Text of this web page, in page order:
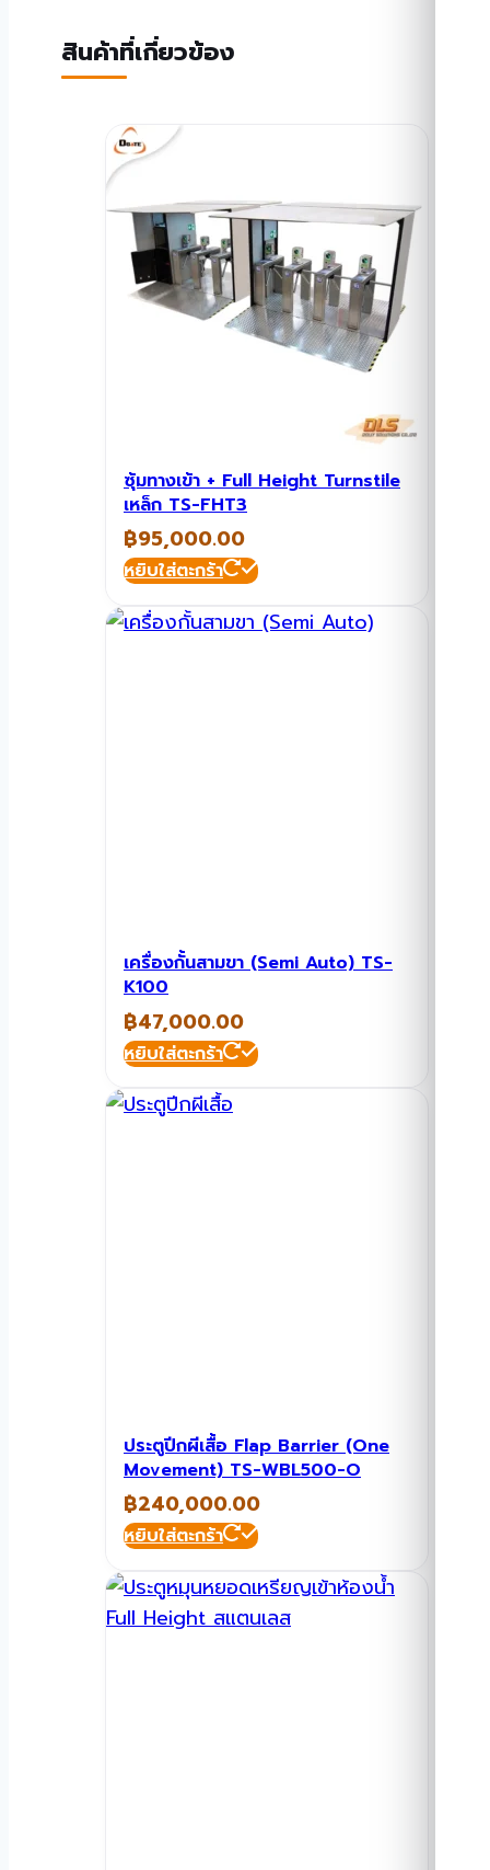
สินค้าที่เกี่ยวข้อง
ซุ้มทางเข้า + Full Height Turnstile
เหล็ก TS-FHT3
฿95,000.00
หยิบใส่ตะกร้า
เครื่องกั้นสามขา (Semi Auto) TS-
K100
฿47,000.00
หยิบใส่ตะกร้า
ประตูปีกผีเสื้อ Flap Barrier (One
Movement) TS-WBL500-O
฿240,000.00
หยิบใส่ตะกร้า